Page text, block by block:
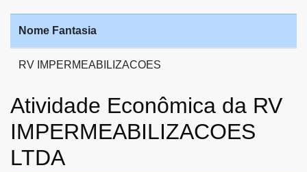
Nome Fantasia
RV IMPERMEABILIZACOES
Atividade Econômica da RV
IMPERMEABILIZACOES
LTDA